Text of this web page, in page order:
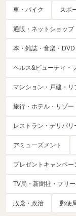
車・バイク スポ
通販・ネットショップ
本・雑誌・音楽・
ヘルス&ビューティ・
マンション・戸建・
旅行・ホテル・リゾー
レストラン・デリバリ
アミューズメント
プレゼントキャンペー
TV局・新聞社・フリ
政党・政治 郵便